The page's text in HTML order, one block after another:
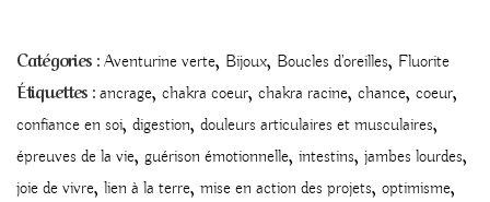
Catégories : Aventurine verte, Bijoux, Boucles d'oreilles, Fluorite
Étiquettes : ancrage, chakra coeur, chakra racine, chance, coeur,
confiance en soi, digestion, douleurs articulaires et musculaires,
épreuves de la vie, guérison émotionnelle, intestins, jambes lourdes,
joie de vivre, lien à la terre, mise en action des projets, optimisme,